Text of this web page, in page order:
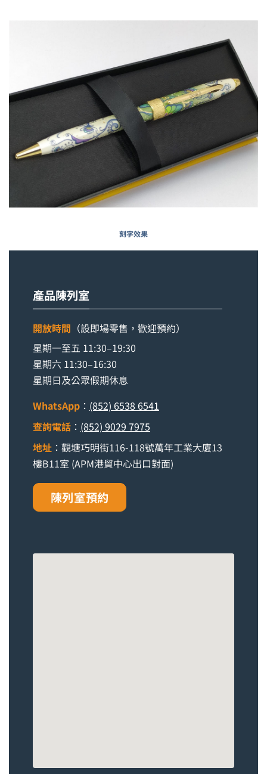
刻字效果
產品陳列室
開放時間 （設即場零售，歡迎預約）
星期一至五 11:30–19:30
星期六 11:30–16:30
星期日及公眾假期休息
WhatsApp ： (852) 6538 6541
查詢電話 ： (852) 9029 7975
地址 ：觀塘巧明街116-118號萬年工業大廈13
樓B11室 (APM港貿中心出口對面)
陳列室預約